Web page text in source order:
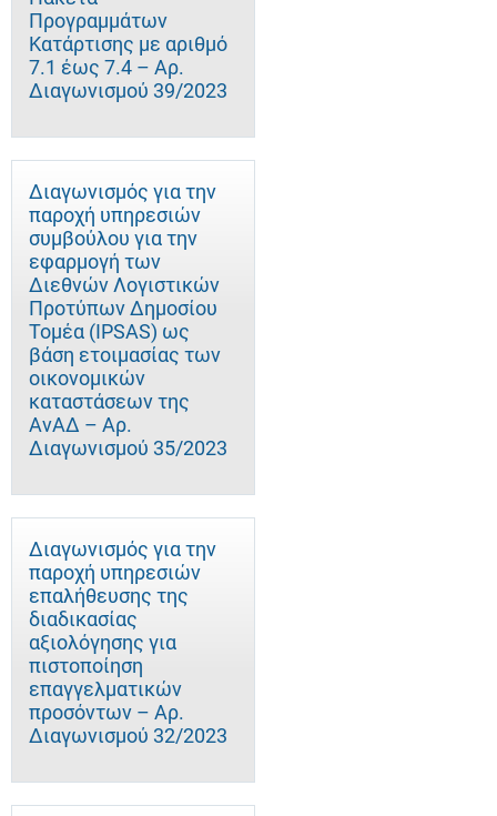
Προγραμμάτων
Κατάρτισης με αριθμό
7.1 έως 7.4 – Αρ.
Διαγωνισμού 39/2023
Διαγωνισμός για την
παροχή υπηρεσιών
συμβούλου για την
εφαρμογή των
Διεθνών Λογιστικών
Προτύπων Δημοσίου
Τομέα (IPSAS) ως
βάση ετοιμασίας των
οικονομικών
καταστάσεων της
ΑνΑΔ – Αρ.
Διαγωνισμού 35/2023
Διαγωνισμός για την
παροχή υπηρεσιών
επαλήθευσης της
διαδικασίας
αξιολόγησης για
πιστοποίηση
επαγγελματικών
προσόντων – Αρ.
Διαγωνισμού 32/2023